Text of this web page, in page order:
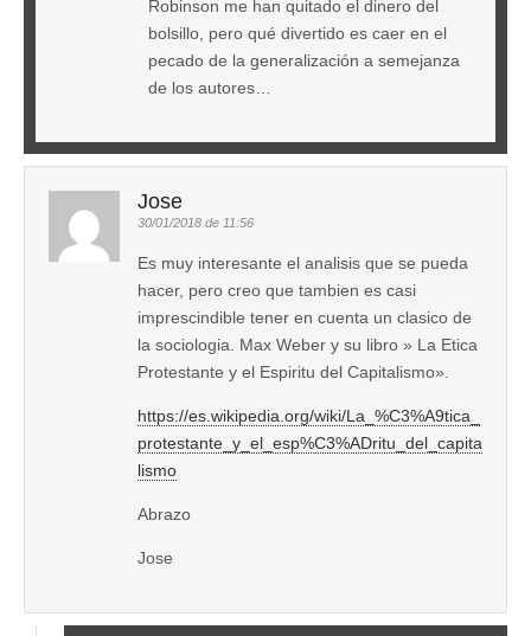
Robinson me han quitado el dinero del
bolsillo, pero qué divertido es caer en el
pecado de la generalización a semejanza
de los autores…
Jose
30/01/2018 de 11:56
Es muy interesante el analisis que se pueda
hacer, pero creo que tambien es casi
imprescindible tener en cuenta un clasico de
la sociologia. Max Weber y su libro » La Etica
Protestante y el Espiritu del Capitalismo».
https://es.wikipedia.org/wiki/La_%C3%A9tica_
protestante_y_el_esp%C3%ADritu_del_capita
lismo
Abrazo
Jose